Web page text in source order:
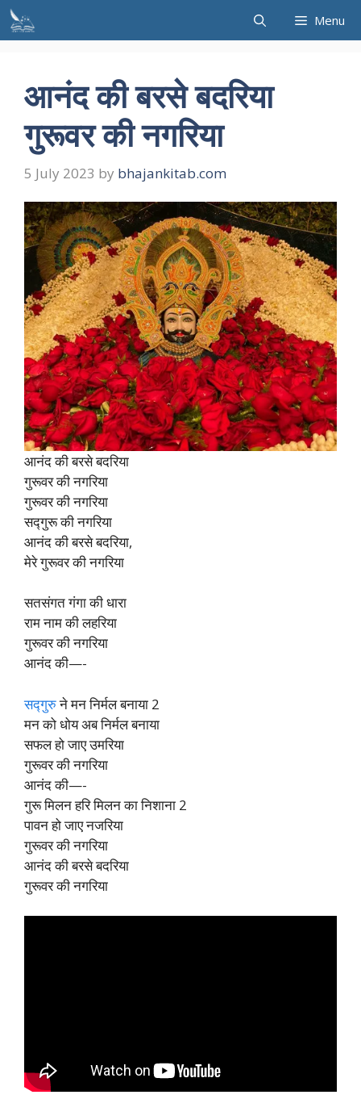
Skip
to
Menu
आनंद की बरसे बदरिया
गुरूवर की नगरिया
5 July 2023 by bhajankitab.com
आनंद की बरसे बदरिया
गुरूवर की नगरिया
गुरूवर की नगरिया
सद्गुरू की नगरिया
आनंद की बरसे बदरिया,
मेरे गुरूवर की नगरिया
सतसंगत गंगा की धारा
राम नाम की लहरिया
गुरूवर की नगरिया
आनंद की—-
सद्गुरुने मन निर्मल बनाया 2
मन को धोय अब निर्मल बनाया
सफल हो जाए उमरिया
गुरूवर की नगरिया
आनंद की—-
गुरू मिलन हरि मिलन का निशाना 2
पावन हो जाए नजरिया
गुरूवर की नगरिया
आनंद की बरसे बदरिया
गुरूवर की नगरिया